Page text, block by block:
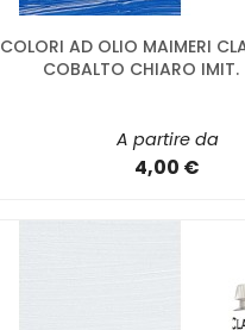
COLORI AD OLIO MAIMERI
COBALTO CHIARO
A partire da
4,00 €